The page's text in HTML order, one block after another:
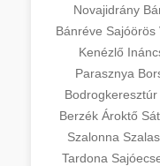
Novajidrány
Bánréve Sajóörös
Kenézlő
Parasznya
Bodrogkeresztúr
Berzék Ároktő
Szalonna
Tardona